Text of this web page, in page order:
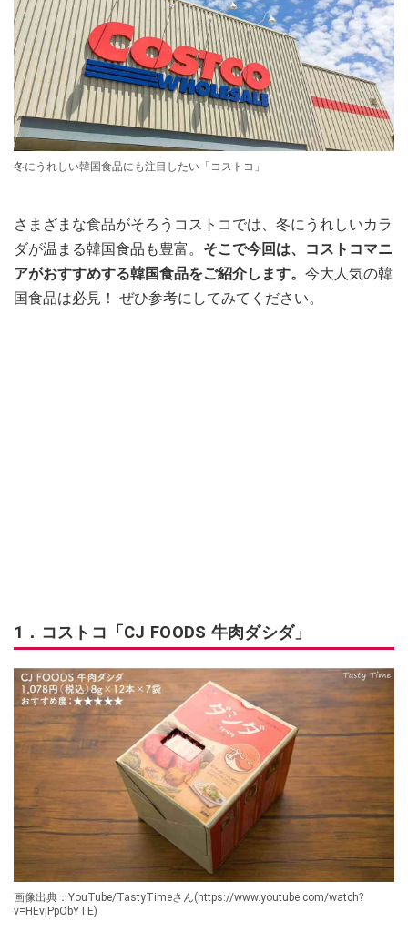
冬にうれしい韓国食品にも注目したい「コストコ」
さまざまな食品がそろうコストコでは、冬にうれしいカラ
ダが温まる韓国食品も豊富。 そこで今回は、コストコマニ
アがおすすめする韓国食品をご紹介します。 今大人気の韓
国食品は必見！ ぜひ参考にしてみてください。
1．コストコ「CJ FOODS 牛肉ダシダ」
画像出典：YouTube/TastyTimeさん(https://www.youtube.com/watch?
v=HEvjPpObYTE)